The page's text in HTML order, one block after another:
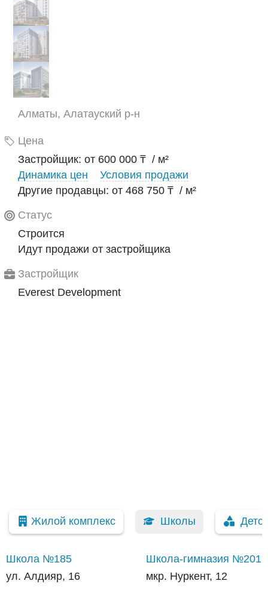
Алматы, Алатауский р-н
Цена
Застройщик: от 600 000 ₸ / м²
Динамика цен
Условия продажи
Другие продавцы: от 468 750 ₸ / м²
Статус
Строится
Идут продажи от застройщика
Застройщик
Everest Development
Жилой комплекс Школы
Школа №185
ул. Алдияр, 16
Школа-гимназия №201
мкр. Нуркент, 12